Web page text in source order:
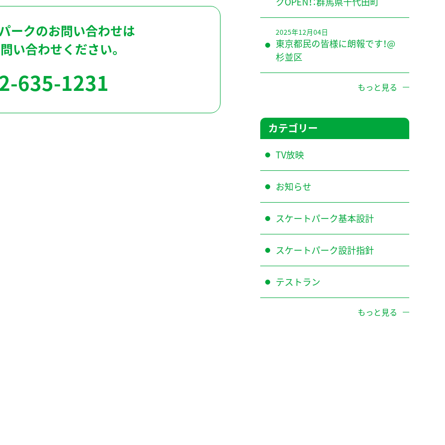
ークのお問い合わせは
い合わせください。
635-1231
2025年12月04日
東京都民の皆様に朗報です！@
杉並区
もっと見る
カテゴリー
TV放映
お知らせ
スケートパーク基本設計
スケートパーク設計指針
テストラン
もっと見る